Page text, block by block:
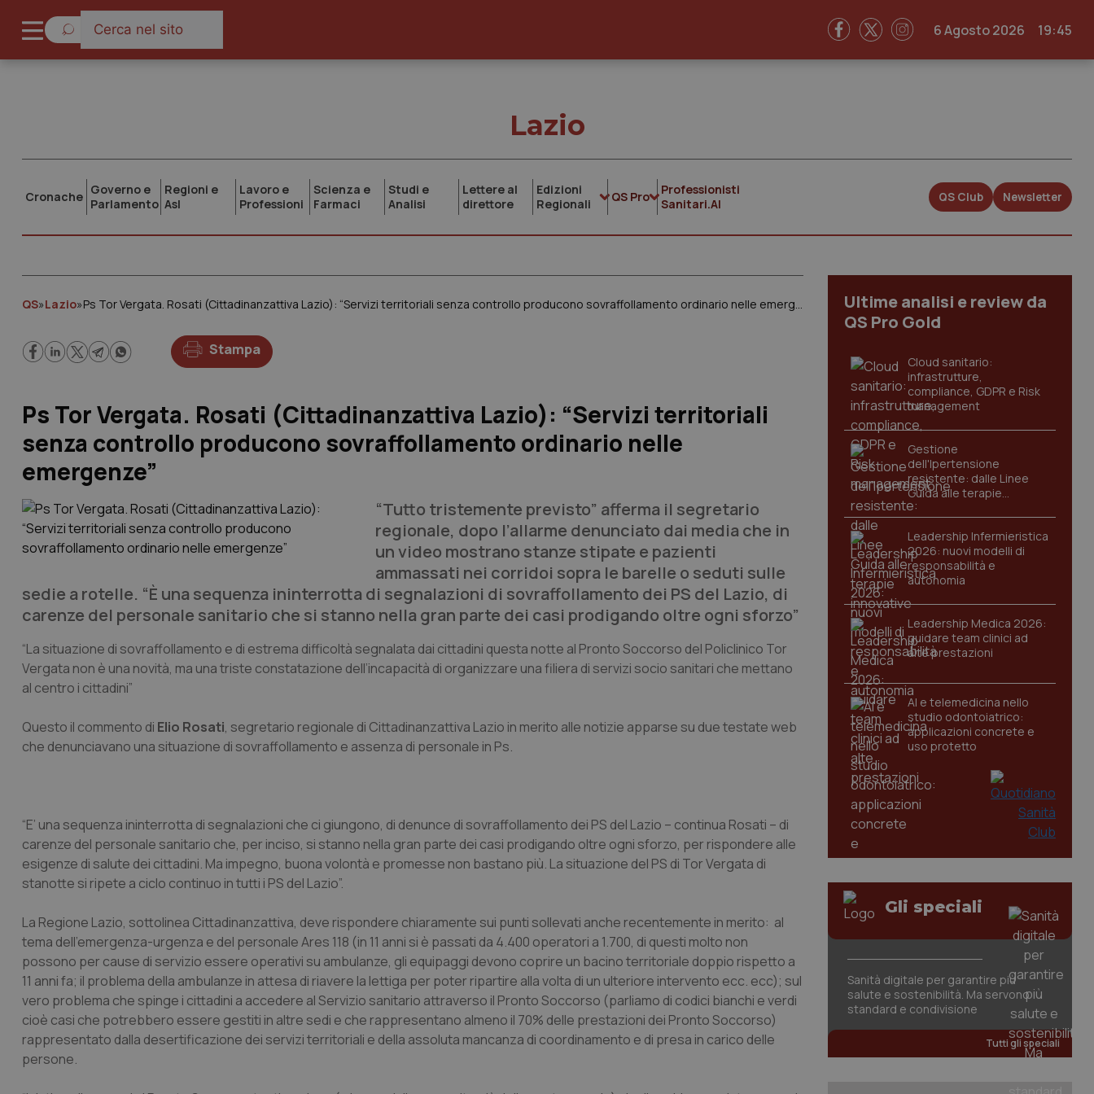
6 Agosto 2026 19:45
Lazio
Cronache Governo e
Parlamento
Regioni e
Asl
Lavoro e
Professioni
Scienza e
Farmaci
Studi e
Analisi
Lettere al
direttore
Edizioni
Regionali
QS Pro
Professionisti
Sanitari.AI
QS Club Newsletter
QS»Lazio» Ps Tor Vergata. Rosati (Cittadinanzattiva Lazio): “Servizi territoriali senza controllo producono sovraffollamento ordinario nelle emergenze”
Stampa
Ps Tor Vergata. Rosati (Cittadinanzattiva Lazio): “Servizi territoriali
senza controllo producono sovraffollamento ordinario nelle
emergenze”
“Tutto tristemente previsto” afferma il segretario
regionale, dopo l’allarme denunciato dai media che in
un video mostrano stanze stipate e pazienti
ammassati nei corridoi sopra le barelle o seduti sulle
sedie a rotelle. “È una sequenza ininterrotta di segnalazioni di sovraffollamento dei PS del Lazio, di
carenze del personale sanitario che si stanno nella gran parte dei casi prodigando oltre ogni sforzo”
“La situazione di sovraffollamento e di estrema difficoltà segnalata dai cittadini questa notte al Pronto Soccorso del Policlinico Tor
Vergata non è una novità, ma una triste constatazione dell’incapacità di organizzare una filiera di servizi socio sanitari che mettano
al centro i cittadini”
Questo il commento di Elio Rosati, segretario regionale di Cittadinanzattiva Lazio in merito alle notizie apparse su due testate web
che denunciavano una situazione di sovraffollamento e assenza di personale in Ps.
“E’ una sequenza ininterrotta di segnalazioni che ci giungono, di denunce di sovraffollamento dei PS del Lazio – continua Rosati – di
carenze del personale sanitario che, per inciso, si stanno nella gran parte dei casi prodigando oltre ogni sforzo, per rispondere alle
esigenze di salute dei cittadini. Ma impegno, buona volontà e promesse non bastano più. La situazione del PS di Tor Vergata di
stanotte si ripete a ciclo continuo in tutti i PS del Lazio”.
La Regione Lazio, sottolinea Cittadinanzattiva, deve rispondere chiaramente sui punti sollevati anche recentemente in merito: al
tema dell’emergenza-urgenza e del personale Ares 118 (in 11 anni si è passati da 4.400 operatori a 1.700, di questi molto non
possono per cause di servizio essere operativi su ambulanze, gli equipaggi devono coprire un bacino territoriale doppio rispetto a
11 anni fa; il problema della ambulanze in attesa di riavere la lettiga per poter ripartire alla volta di un ulteriore intervento ecc. ecc); sul
vero problema che spinge i cittadini a accedere al Servizio sanitario attraverso il Pronto Soccorso (parliamo di codici bianchi e verdi
cioè casi che potrebbero essere gestiti in altre sedi e che rappresentano almeno il 70% delle prestazioni dei Pronto Soccorso)
rappresentato dalla desertificazione dei servizi territoriali e della assoluta mancanza di coordinamento e di presa in carico delle
persone.
Ultime analisi e review da
QS Pro Gold
Cloud sanitario:
infrastrutture,
compliance, GDPR e Risk
management
Gestione
dell'Ipertensione
resistente: dalle Linee
Guida alle terapie
innovative
Leadership Infermieristica
2026: nuovi modelli di
responsabilità e
autonomia
Leadership Medica 2026:
guidare team clinici ad
alte prestazioni
AI e telemedicina nello
studio odontoiatrico:
applicazioni concrete e
uso protetto
Gli speciali
Sanità digitale per garantire più
salute e sostenibilità. Ma servono
standard e condivisione
Tutti gli speciali